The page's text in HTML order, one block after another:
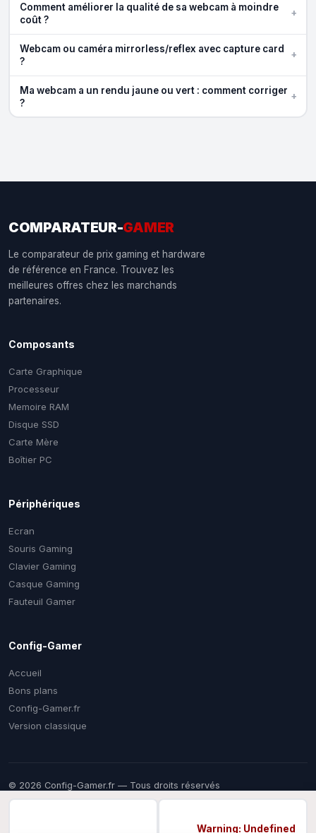
Warning: Undefined
Comment améliorer la qualité de sa webcam à moindre
coût ?
+
Webcam ou caméra mirrorless/reflex avec capture card
?
+
Ma webcam a un rendu jaune ou vert : comment corriger
?
+
COMPARATEUR-GAMER
Le comparateur de prix gaming et hardware
de référence en France. Trouvez les
meilleures offres chez les marchands
partenaires.
Composants
Carte Graphique
Processeur
Memoire RAM
Disque SSD
Carte Mère
Boîtier PC
Périphériques
Ecran
Souris Gaming
Clavier Gaming
Casque Gaming
Fauteuil Gamer
Config-Gamer
Accueil
Bons plans
Config-Gamer.fr
Version classique
© 2026 Config-Gamer.fr — Tous droits réservés
Prix mis à jour régulièrement. Certains liens sont des liens
commission nous aide à financer ce comparateur gratuit.